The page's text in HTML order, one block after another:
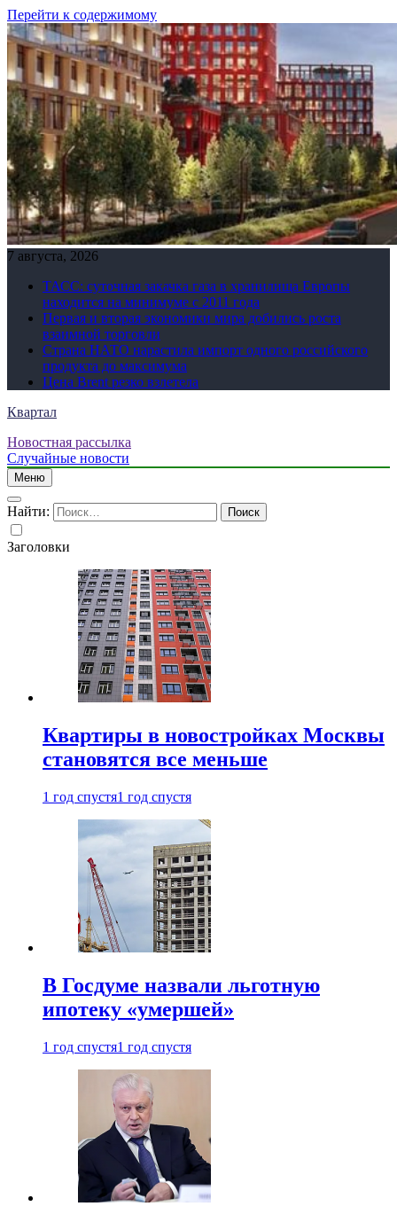
Перейти к содержимому
7 августа, 2026
ТАСС: суточная закачка газа в хранилища Европы
находится на минимуме с 2011 года
Первая и вторая экономики мира добились роста
взаимной торговли
Страна НАТО нарастила импорт одного российского
продукта до максимума
Цена Brent резко взлетела
Квартал
Новостная рассылка
Случайные новости
Меню
Найти:
Заголовки
Квартиры в новостройках Москвы
становятся все меньше
1 год спустя1 год спустя
В Госдуме назвали льготную
ипотеку «умершей»
1 год спустя1 год спустя